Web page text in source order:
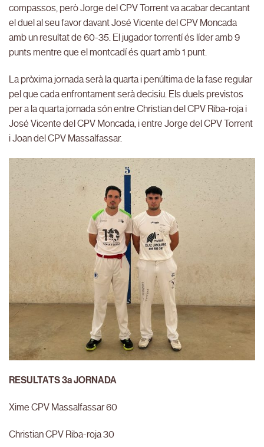
compassos, però Jorge del CPV Torrent va acabar decantant
el duel al seu favor davant José Vicente del CPV Moncada
amb un resultat de 60-35. El jugador torrentí és líder amb 9
punts mentre que el montcadí és quart amb 1 punt.
La pròxima jornada serà la quarta i penúltima de la fase regular
pel que cada enfrontament serà decisiu. Els duels previstos
per a la quarta jornada són entre Christian del CPV Riba-roja i
José Vicente del CPV Moncada, i entre Jorge del CPV Torrent
i Joan del CPV Massalfassar.
RESULTATS 3a JORNADA
Xime CPV Massalfassar 60
Christian CPV Riba-roja 30